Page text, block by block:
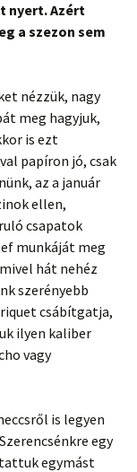
nyert. Azért
a szezon sem
nézzük, nagy
meg hagyjuk,
is ezt
papíron jó, csak
az a január
ellen,
csapatok
munkáját meg
hát nehéz
szerényebb
csábítgatja,
ilyen kaliber
vagy
is legyen
egy
egymást